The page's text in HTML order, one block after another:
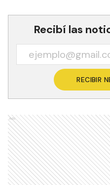
Recibí las
RECIBIR
Ads